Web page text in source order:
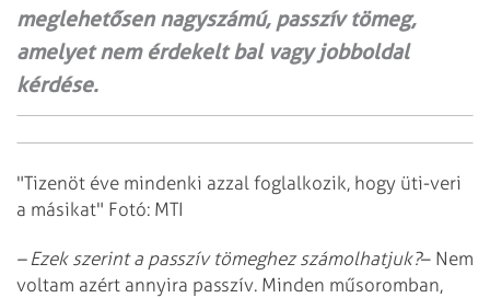
meglehetősen nagyszámú, passzív tömeg,
amelyet nem érdekelt bal vagy jobboldal
kérdése.
"Tizenöt éve mindenki azzal foglalkozik, hogy üti-veri
a másikat" Fotó: MTI
– Ezek szerint a passzív tömeghez számolhatjuk?– Nem
voltam azért annyira passzív. Minden műsoromban,